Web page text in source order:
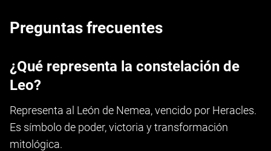
Preguntas frecuentes
¿Qué representa la constelación de
Leo?
Representa al León de Nemea, vencido por Heracles.
Es símbolo de poder, victoria y transformación
mitológica.